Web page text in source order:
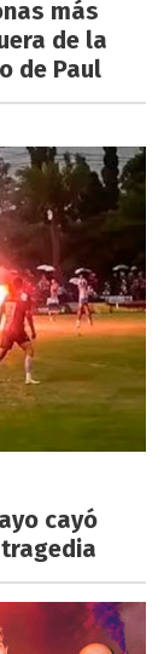
más
de la
de Paul
cayó